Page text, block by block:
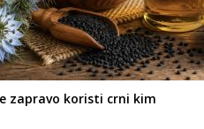
zapravo koristi crni kim